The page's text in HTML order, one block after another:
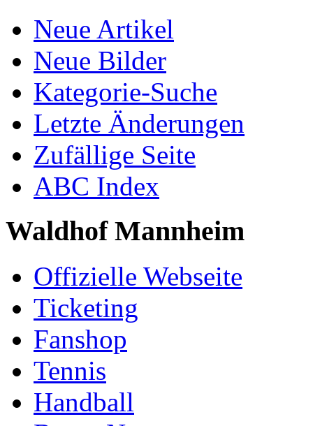
Neue Artikel
Neue Bilder
Kategorie-Suche
Letzte Änderungen
Zufällige Seite
ABC Index
Waldhof Mannheim
Offizielle Webseite
Ticketing
Fanshop
Tennis
Handball